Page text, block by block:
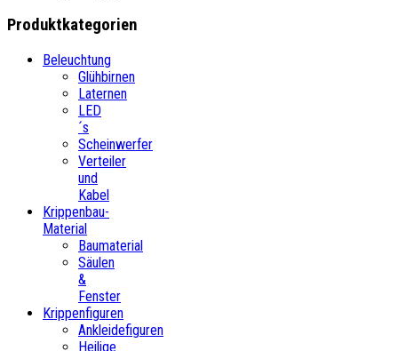
Produktkategorien
Beleuchtung
Glühbirnen
Laternen
LED
´s
Scheinwerfer
Verteiler
und
Kabel
Krippenbau-
Material
Baumaterial
Säulen
&
Fenster
Krippenfiguren
Ankleidefiguren
Heilige